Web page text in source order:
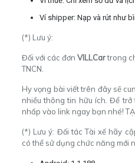
Ví shipper: Nạp và rút như
(*) Lưu ý:
Đối với các đơn VILLCartrong
TNCN.
Hy vọng bài viết trên đây sẽ
nhiều thông tin hữu ích. Để
nhấp vào link ngay bạn nhé!
(*) Lưu ý: Đối tác Tài xế hãy
có thể sử dụng chức năng mới